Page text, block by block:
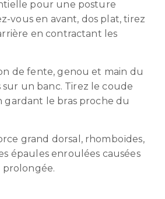
pour une posture
vous en avant, dos plat, tirez
en contractant les
de fente, genou et main du
sur un banc. Tirez le coude
gardant le bras proche du
grand dorsal, rhomboïdes,
épaules enroulées causées
prolongée.